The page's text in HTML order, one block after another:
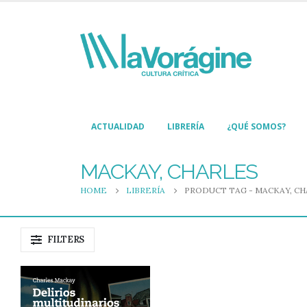
ACTUALIDAD LIBRERÍA ¿QUÉ SOMOS?
MACKAY, CHARLES
HOME LIBRERÍA PRODUCT TAG - MACKAY,
FILTERS